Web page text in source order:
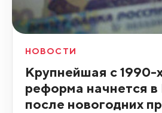
НОВОСТИ
Крупнейшая с 1990-
реформа начнется в
после новогодних